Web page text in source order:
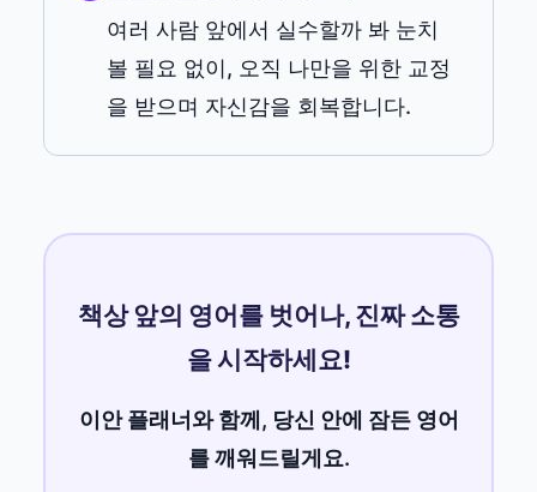
여러 사람 앞에서 실수할까 봐 눈치
볼 필요 없이, 오직 나만을 위한 교정
을 받으며 자신감을 회복합니다.
책상 앞의 영어를 벗어나, 진짜 소통
을 시작하세요!
이안 플래너와 함께, 당신 안에 잠든 영어
를 깨워드릴게요.